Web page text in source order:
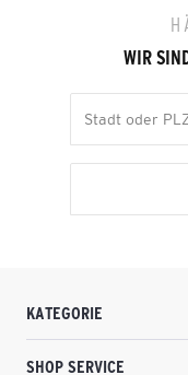
WIR
KATEGORIE
SHOP SERVICE